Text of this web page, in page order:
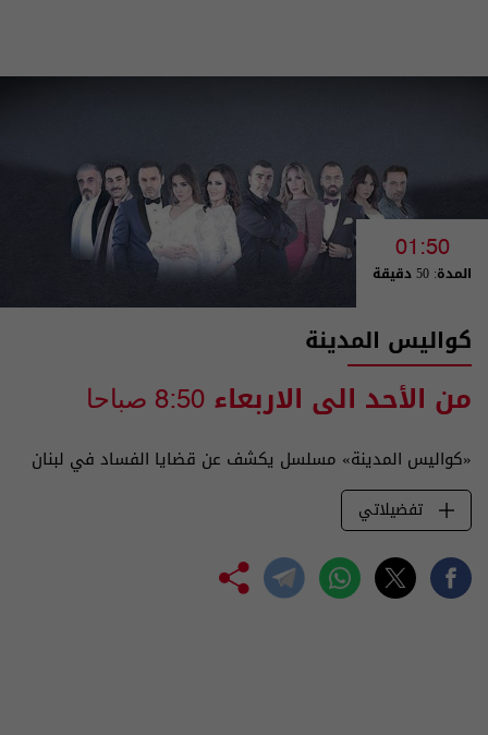
01:50
المدة: 50 دقيقة
كواليس المدينة
من الأحد الى الاربعاء 8:50 صباحا
«كواليس المدينة» مسلسل يكشف عن قضايا الفساد في لبنان
تفضيلاتي